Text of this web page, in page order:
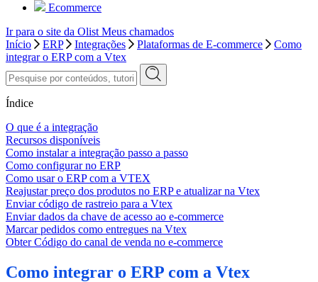
Ecommerce
Ir para o site da Olist Meus chamados
Início
ERP Integrações Plataformas de E-commerce
Como
integrar o ERP com a Vtex
Índice
O que é a integração
Recursos disponíveis
Como instalar a integração passo a passo
Como configurar no ERP
Como usar o ERP com a VTEX
Reajustar preço dos produtos no ERP e atualizar na Vtex
Enviar código de rastreio para a Vtex
Enviar dados da chave de acesso ao e-commerce
Marcar pedidos como entregues na Vtex
Obter Código do canal de venda no e-commerce
Como integrar o ERP com a Vtex